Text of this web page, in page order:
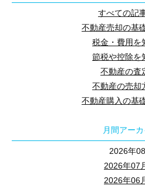
すべての記
不動産売却の基
税金・費用を
節税や控除を
不動産の査
不動産の売却
不動産購入の基
月間アー
2026年
2026年07
2026年06
所沢市・狭山市・入間市周辺で建
住宅ローンシミュレ
駅までの距離や通勤・通学ルート
所沢市・狭山市・入間市周辺で建
1-2.GX志向型住宅が注目されて
GX志向型住宅への関心が高まっ
日本政府は2050年までに温室効
2.GX志向型住宅の購入時に
1-3.子どもの小学校入学など進
子どもの進学、特に小学校入学前
住まい選びでは、学区や通学距離
1-4.子どもが独立して夫婦のみ
1. 離婚時の自宅売却
離婚時の自宅売却では、最初か
売却価格が住宅ローン残債を上
離婚時の自宅売却では、「
1-1.延べ床面積（建物面積・住
バルコニーや吹き抜けなど
1.断熱等級とは？基準・選び
2022年の制度改正により、従来の
カーボンニュートラルとは、二酸
排出を完全に
脱炭素ポータル
資源エネルギー庁「「カー
1-1. カーボンニュートラルが求
カーボンニュートラルが求められ
住宅を購入する際は、建物や土地
フラット35の利用者調査によると
住宅金融支援機構「2024
新築注文住宅は、土地取得費や設
住宅の種類によって
1.【共働き夫婦向け】住宅ロ
ここからは、それぞれの特徴と注
注文住宅の新築
新築分譲住宅の購入
賃貸住宅の新築
2026年住宅支援制度の最新情
住宅省エネ2026キャンペ
みらいエコ住宅2026事業
制度活用のための注意点